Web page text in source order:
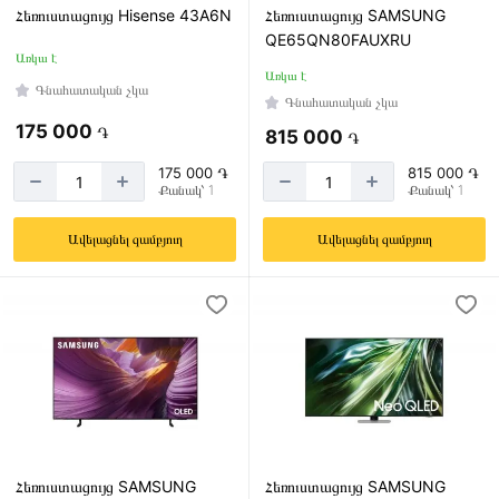
երկիր
Եգիպտոս
Թուրքիա
Ինդոնեզիա
Լեհաստան
Մալազիա
ՈՒզբեկստան
Չինաստան
Սլովակիա
Հեռուստացույց Hisense 43A6N
Առկա է
Գնահատական չկա
175 000 ֏
175 000 ֏
Քանակ՝ 1
Ավելացնել զամբյուղ
Հեռուստացույց SAMSUNG
QE65QN80FAUXRU
Առկա է
Գնահատական չկա
815 000 ֏
815 000 ֏
Քանակ՝ 1
Ավելացնել զամբյուղ
Հեռուստացույց SAMSUNG
Հեռուստացույց SAMSUNG